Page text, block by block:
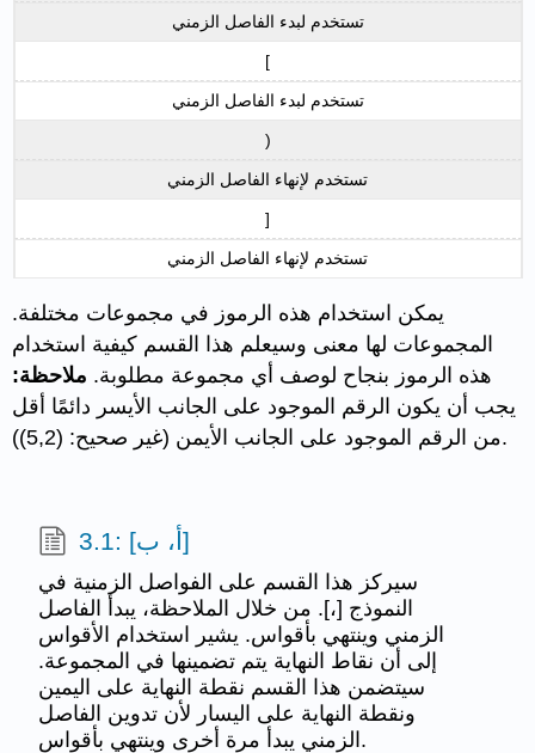
تستخدم لبدء الفاصل الزمني
[
تستخدم لبدء الفاصل الزمني
)
تستخدم لإنهاء الفاصل الزمني
]
تستخدم لإنهاء الفاصل الزمني
يمكن استخدام هذه الرموز في مجموعات مختلفة.
المجموعات لها معنى وسيعلم هذا القسم كيفية استخدام
هذه الرموز بنجاح لوصف أي مجموعة مطلوبة. ملاحظة:
يجب أن يكون الرقم الموجود على الجانب الأيسر دائمًا أقل
من الرقم الموجود على الجانب الأيمن (غير صحيح: (5,2)).
3.1: [أ، ب]
سيركز هذا القسم على الفواصل الزمنية في
النموذج [،]. من خلال الملاحظة، يبدأ الفاصل
الزمني وينتهي بأقواس. يشير استخدام الأقواس
إلى أن نقاط النهاية يتم تضمينها في المجموعة.
سيتضمن هذا القسم نقطة النهاية على اليمين
ونقطة النهاية على اليسار لأن تدوين الفاصل
الزمني يبدأ مرة أخرى وينتهي بأقواس.